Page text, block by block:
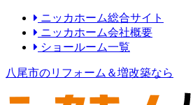
ニッカホーム総合サイト
ニッカホーム会社概要
ショールーム一覧
八尾市のリフォーム＆増改築なら